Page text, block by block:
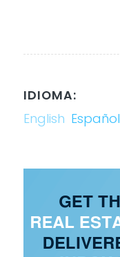
IDIOMA:
English Español